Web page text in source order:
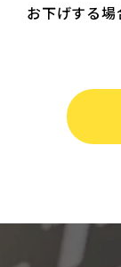
お下げする場